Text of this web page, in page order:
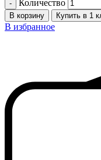
Количество
В корзину Купить в 1
В избранное